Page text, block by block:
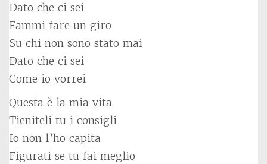
Dato che ci sei
Fammi fare un giro
Su chi non sono stato mai
Dato che ci sei
Come io vorrei
Questa è la mia vita
Tieniteli tu i consigli
Io non l’ho capita
Figurati se tu fai meglio